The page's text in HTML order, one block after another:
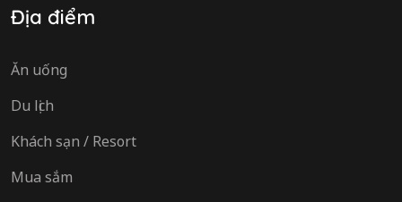
Địa điểm
Ăn uống
Du lịch
Khách sạn / Resort
Mua sắm